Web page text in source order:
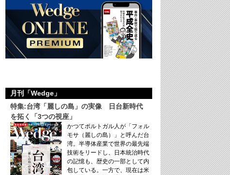
月刊「Wedge」
特集:台湾「麗しの島」の実像 日台新時代
を拓く「3つの視座」
かつてポルトガル人が「フォル
モサ（麗しの島）」と呼んだ台
湾。半導体産業で世界の最先端
技術をリードし、日本統治時代
の記憶も、歴史の一部として内
包している。一方で、現在は米